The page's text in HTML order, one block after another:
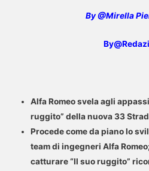
By @Mirella
Alfa Romeo svela agli
ruggito” della nuova 33
Procede come da piano lo
team di ingegneri Alfa
catturare “Il suo ruggito”